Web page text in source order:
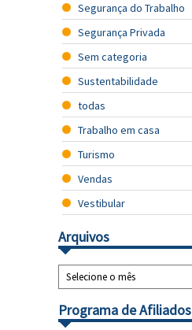
Segurança do Trabalho
Segurança Privada
Sem categoria
Sustentabilidade
todas
Trabalho em casa
Turismo
Vendas
Vestibular
Arquivos
Programa de Afiliados